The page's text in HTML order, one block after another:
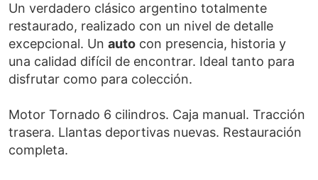
Un verdadero clásico argentino totalmente
restaurado, realizado con un nivel de detalle
excepcional. Un auto con presencia, historia y
una calidad difícil de encontrar. Ideal tanto para
disfrutar como para colección.
Motor Tornado 6 cilindros. Caja manual. Tracción
trasera. Llantas deportivas nuevas. Restauración
completa.